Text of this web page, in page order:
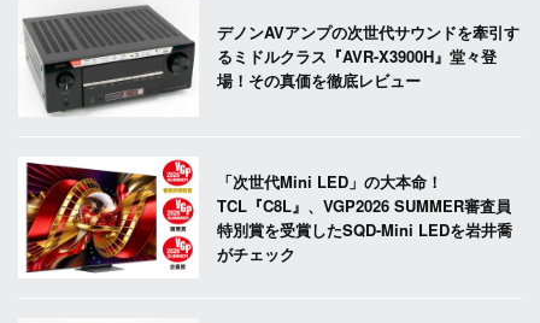
デノンAVアンプの次世代サウンドを牽引す
るミドルクラス『AVR-X3900H』堂々登
場！その真価を徹底レビュー
「次世代Mini LED」の大本命！
TCL『C8L』、VGP2026 SUMMER審査員
特別賞を受賞したSQD-Mini LEDを岩井喬
がチェック